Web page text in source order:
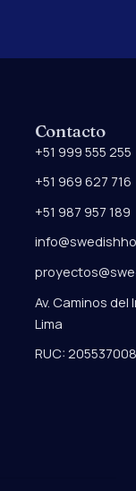
Contacto
+51 999 555 255
+51 969 627 716
+51 987 957 189
Av. Caminos del
Lima
RUC: